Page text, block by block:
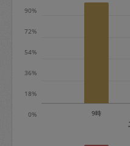
※キャンセル料
0%
18%
36%
54%
72%
90%
9時